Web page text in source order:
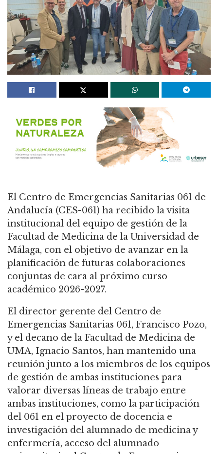
El Centro de Emergencias Sanitarias 061 de
Andalucía (CES-061) ha recibido la visita
institucional del equipo de gestión de la
Facultad de Medicina de la Universidad de
Málaga, con el objetivo de avanzar en la
planificación de futuras colaboraciones
conjuntas de cara al próximo curso
académico 2026-2027.
El director gerente del Centro de
Emergencias Sanitarias 061, Francisco Pozo,
y el decano de la Facultad de Medicina de
UMA, Ignacio Santos, han mantenido una
reunión junto a los miembros de los equipos
de gestión de ambas instituciones para
valorar diversas líneas de trabajo entre
ambas instituciones, como la participación
del 061 en el proyecto de docencia e
investigación del alumnado de medicina y
enfermería, acceso del alumnado